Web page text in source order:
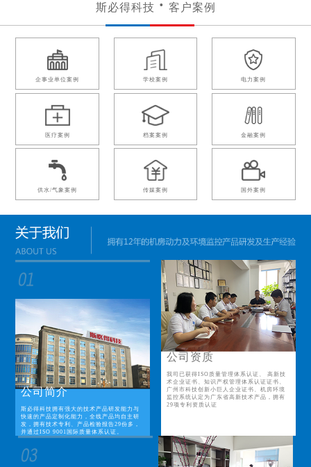
斯必得科技 客户案例
企事业单位案例 学校案例 电力案例
医疗案例 档案案例 金融案例
供水/气象案例 传媒案例 国外案例
公司简介
斯必得科技拥有强大的技术产品研发能力与
快速的产品定制化能力，全线产品均自主研
发，拥有技术专利、产品检验报告29份多，
并通过ISO 9001国际质量体系认证。
公司资质
我司已获得ISO质量管理体系认证、 高新技
术企业证书、知识产权管理体系认证证书、
广州市科技创新小巨人企业证书、机房环境
监控系统认定为广东省高新技术产品，拥有
29项专利资质认证